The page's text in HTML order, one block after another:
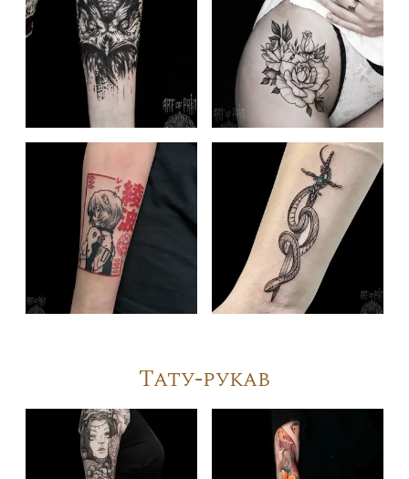
Тату-рукав